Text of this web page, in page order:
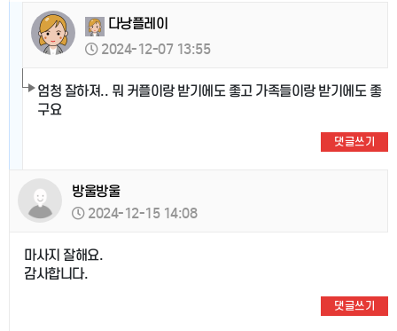
다낭플레이
2024-12-07 13:55
엄청 잘하져.. 뭐 커플이랑 받기에도 좋고 가족들이랑 받기에도 좋
구요
댓글쓰기
방울방울
2024-12-15 14:08
마사지 잘해요.
감사합니다.
댓글쓰기